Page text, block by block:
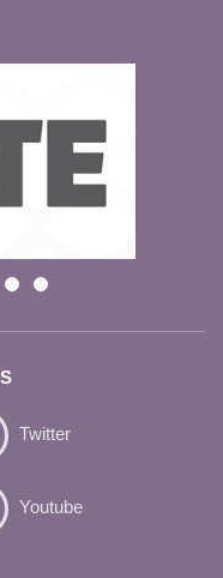
Twitter
Youtube